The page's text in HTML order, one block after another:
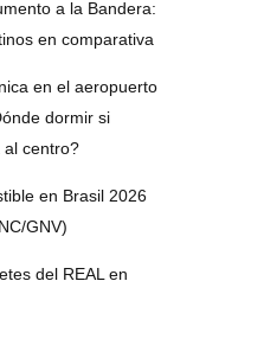
a la Bandera:
en comparativa
en el aeropuerto
dormir si
al centro?
en Brasil 2026
GNV)
del REAL en